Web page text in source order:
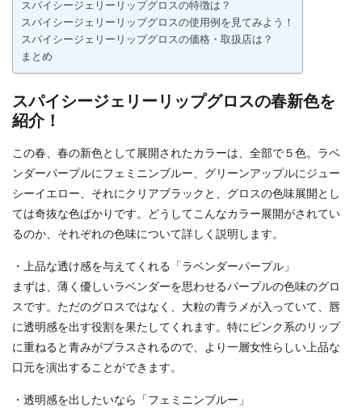
スパイシージェリーリップグロスの特徴は？
スパイシージェリーリップグロスの使用例を見てみよう！
スパイシージェリーリップグロスの価格・取扱店は？
まとめ
スパイシージェリーリップグロスの春新色を
紹介！
この春、春の新色として展開されたカラーは、全部で５色。ラベ
ンダーパープルにフェミニンブルー、グリーンアップルにジュー
シーイエロー、それにクリアブラックと、グロスの色味展開とし
ては奇抜な色ばかりです。どうしてこんなカラー展開がされてい
るのか、それぞれの色味について詳しく説明します。
・上品な透け感を与えてくれる「ラベンダーパープル」
まずは、薄く優しいラベンダーを思わせるパープルの色味のグロ
スです。ただのグロスではなく、大粒の青ラメが入っていて、唇
に透明感を出す役割を果たしてくれます。特にピンク系のリップ
に重ねると青みがプラスされるので、より一層女性らしい上品な
口元を演出することができます。
・透明感を出したいなら「フェミニンブルー」